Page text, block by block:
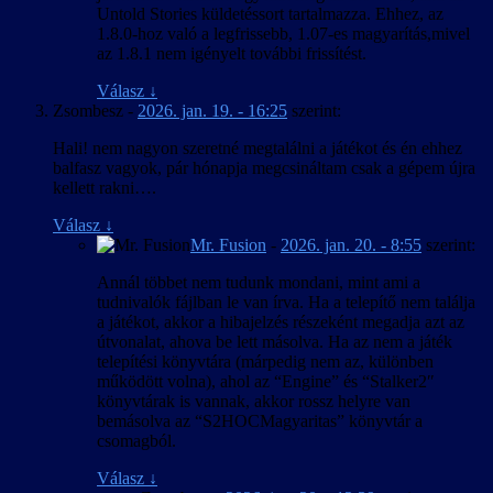
maradtak/maradnak olyanok, amelyeket nem talál(t)unk meg.
Szintén a tesztelés során derült ki, hogy a szöveg nehezen
megállapítható hányada vélhetően (már) nem használt (már hogy
azon a rengeteg teszt és egyéb szövegen kívül, amiről azonnal
látszott, hogy semmi keresnivalója egy játék kiadási változatában,
így ezeket teljesen kihagytuk); valamikor a fejlesztés során kivágott
részekhez tartozhatott, így tulajdonképpen felesleges munka volt
lefordítani, viszont ezt nem hogy előre, de még a tesztelés után sem
lehetett teljesen biztosan tudni, tekintve a játék többszörösen
szerteágazó, a korábbi döntésektől függően alakuló fő- és
mellékküldetésszálait. A tesztelésnél maradva, a játék a
korábbiakhoz képest meglepően hosszúnak bizonyult: közel
százhúsz óra volt végigérni a fő küldetés egyetlen lefutásán és
azokon a mellékküldetéseken, amiket egy végigjátszás során sikerült
megtalálni, még a „szükségtelen” felfedezés, harc és egyéb
tevékenységek lehetőség szerinti elkerülésével is.
2025. május 16. – v1.01
A magyarítás frissítve a játék 1.4-es
2025. május 10. – v1.0
Magyar kezelőfelület, játékszövegek és
szinkronfeliratozás a játék 1.3.2 verziója
különféle tartalmi és egyéb hiba.
megjelenő oktató és figyelmeztető szövegek
nagybetűsre kényszerített címsorában a nem
angol ékezetes betűk kisbetűvel jelennek meg.
Ez a hivatalosan támogatott nyelveknél is így
van, vagyis a játék hibája.
A PDA “Napló” és “Jegyzetek” részének bal
oldali listájában a címek más nyelveken sem
férnek ki.
A véletlenszerűen generált karakterneveket a
Untold Stories küldetéssort tartalmazza. Ehhez, az
1.8.0-hoz való a legfrissebb, 1.07-es magyarítás,mivel
az 1.8.1 nem igényelt további frissítést.
Válasz ↓
Zsombesz - 2026. jan. 19. - 16:25 szerint:
Hali! nem nagyon szeretné megtalálni a játékot és én ehhez
balfasz vagyok, pár hónapja megcsináltam csak a gépem újra
kellett rakni….
Válasz ↓
Mr. Fusion - 2026. jan. 20. - 8:55 szerint:
Annál többet nem tudunk mondani, mint ami a
tudnivalók fájlban le van írva. Ha a telepítő nem találja
a játékot, akkor a hibajelzés részeként megadja azt az
útvonalat, ahova be lett másolva. Ha az nem a játék
telepítési könyvtára (márpedig nem az, különben
működött volna), ahol az “Engine” és “Stalker2″
könyvtárak is vannak, akkor rossz helyre van
bemásolva az “S2HOCMagyaritas” könyvtár a
csomagból.
Válasz ↓